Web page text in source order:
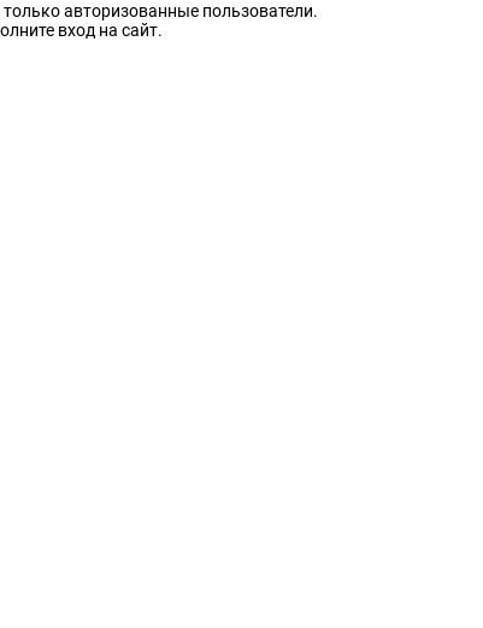
авторизованные пользователи.
вход на сайт.